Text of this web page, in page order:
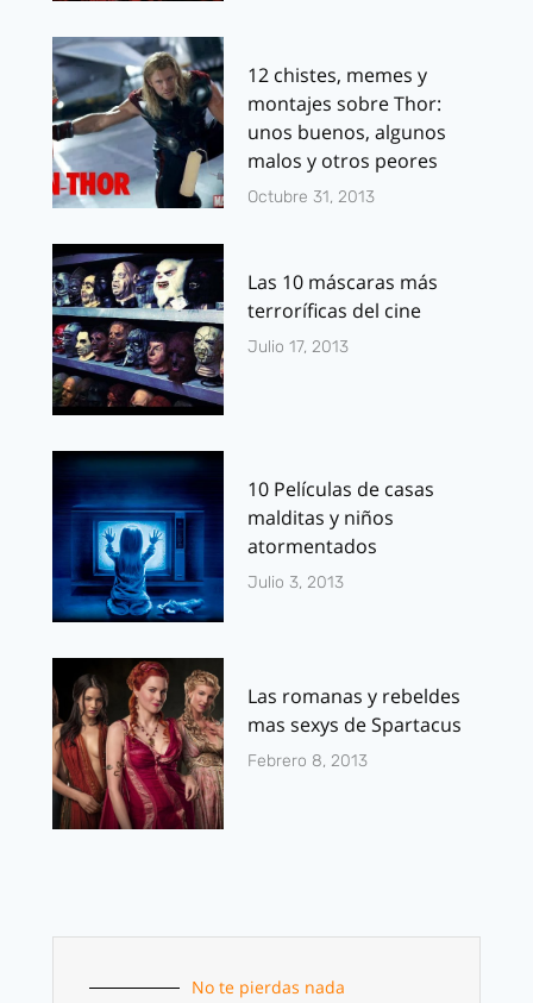
12 chistes, memes y
montajes sobre Thor:
unos buenos, algunos
malos y otros peores
Octubre 31, 2013
Las 10 máscaras más
terroríficas del cine
Julio 17, 2013
10 Películas de casas
malditas y niños
atormentados
Julio 3, 2013
Las romanas y rebeldes
mas sexys de Spartacus
Febrero 8, 2013
No te pierdas nada